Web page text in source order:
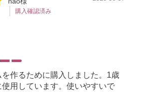
購入確認済み
を作るために購入しました。1歳
用しています。使いやすいで